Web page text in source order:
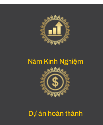
Năm Kinh Nghiệm
Dự án hoàn thành